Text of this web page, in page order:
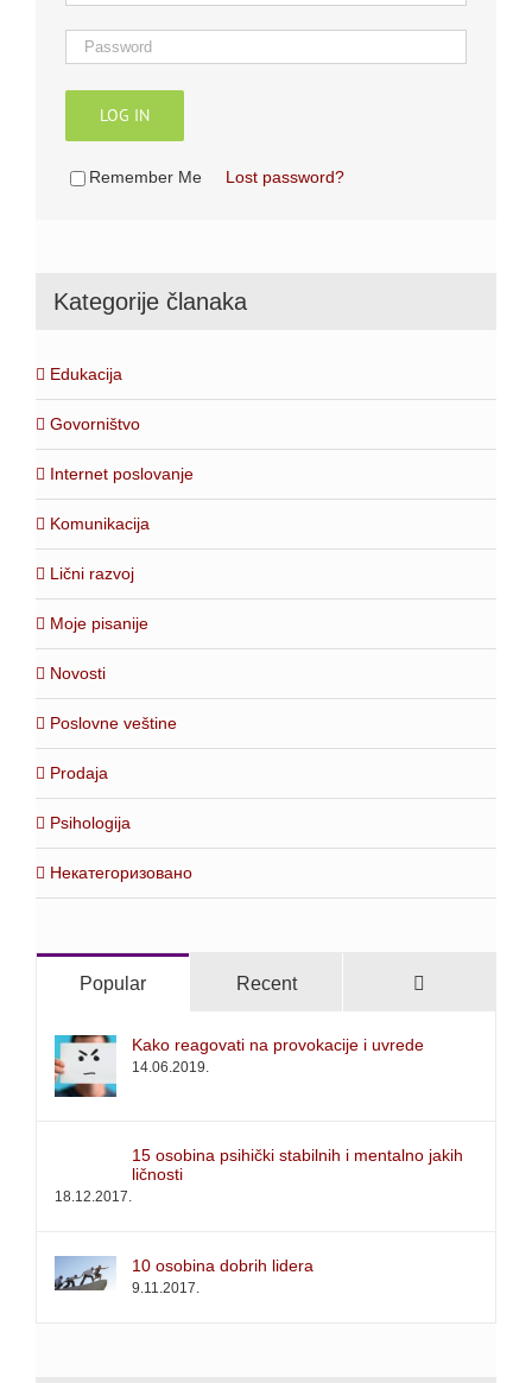
LOG IN
Remember Me Lost password?
Kategorije članaka
Edukacija
Govorništvo
Internet poslovanje
Komunikacija
Lični razvoj
Moje pisanije
Novosti
Poslovne veštine
Prodaja
Psihologija
Некатегоризовано
Popular Recent
Kako reagovati na provokacije i uvrede
14.06.2019.
15 osobina psihički stabilnih i mentalno jakih
ličnosti
18.12.2017.
10 osobina dobrih lidera
9.11.2017.